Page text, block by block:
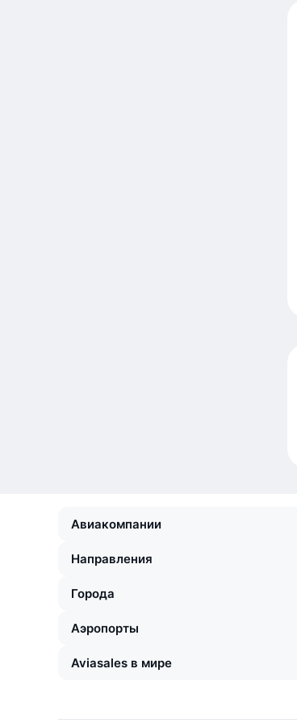
Авиакомпании
Направления
Города
Аэропорты
Aviasales в мире